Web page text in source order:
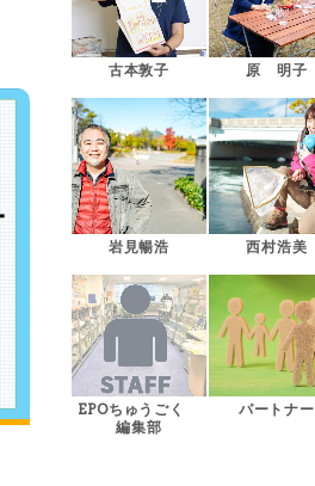
古本敦子 原 明子
岩見暢浩 西村浩美
EPOちゅうごく
編集部
パートナー